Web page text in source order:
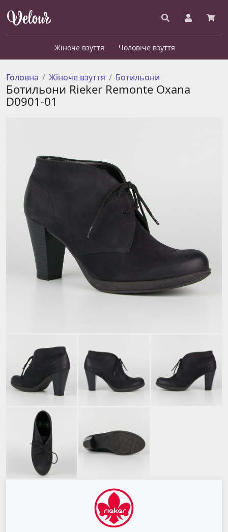
Жіноче взуття Чоловіче взуття
Головна Жіноче взуття Ботильони
Ботильони Rieker Remonte Oxana
D0901-01